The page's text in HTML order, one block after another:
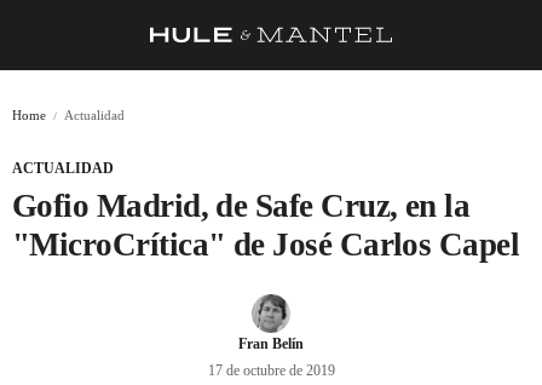
BARRAS Y ESTRELLAS
Home Actualidad
ACTUALIDAD
Gofio Madrid, de Safe Cruz, en la
"MicroCrítica" de José Carlos Capel
Fran Belín
17 de octubre de 2019